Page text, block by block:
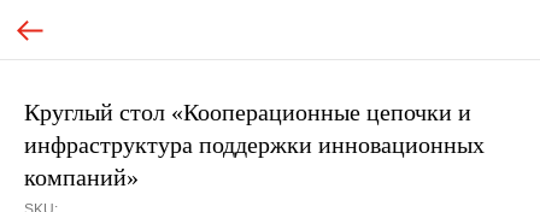
Круглый стол «Кооперационные цепочки и
инфраструктура поддержки инновационных
компаний»